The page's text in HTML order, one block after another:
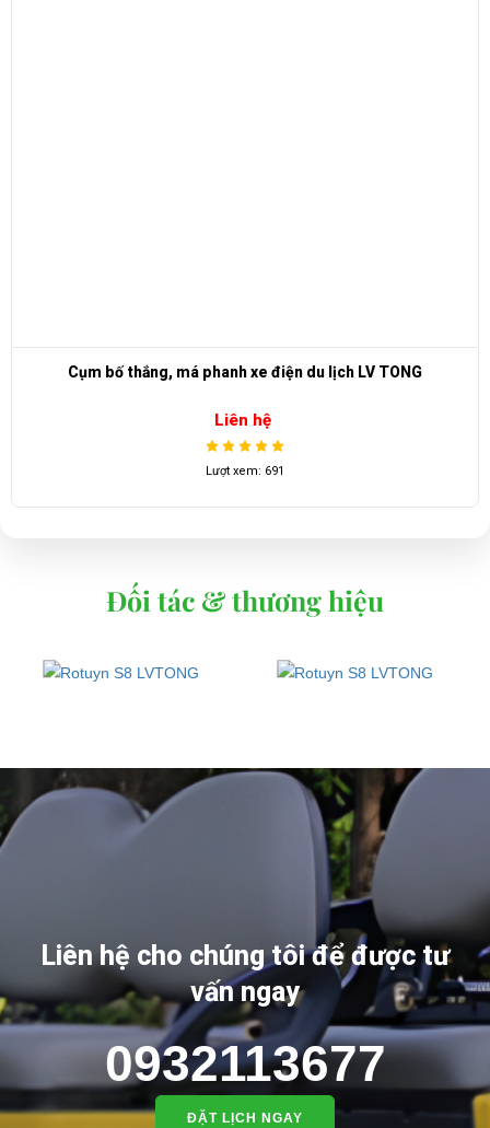
Cụm bố thắng, má phanh xe điện du lịch LV TONG
Liên hệ
Lượt xem: 691
Đối tác & thương hiệu
Liên hệ cho chúng tôi để được tư
vấn ngay
0932113677
ĐẶT LỊCH NGAY